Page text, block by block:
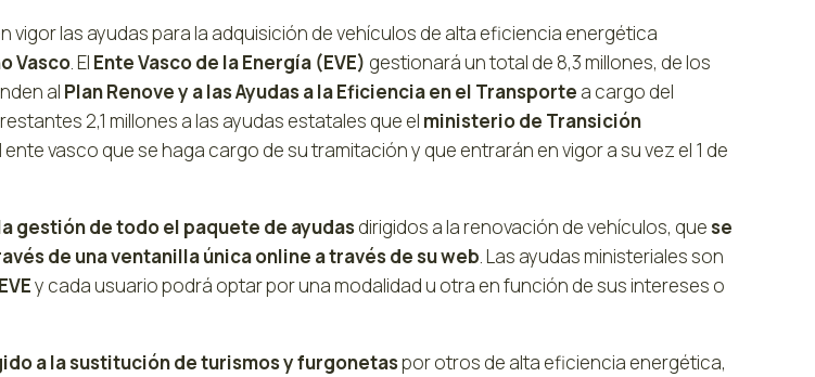
vigor las ayudas para la adquisición de vehículos de alta eficiencia energética
Vasco. El Ente Vasco de la Energía (EVE) gestionará un total de 8,3 millones, de los
al Plan Renove y a las Ayudas a la Eficiencia en el Transporte a cargo del
2,1 millones a las ayudas estatales que el ministerio de Transición
vasco que se haga cargo de su tramitación y que entrarán en vigor a su vez el 1 de
gestión de todo el paquete de ayudas dirigidos a la renovación de vehículos, quese
de una ventanilla única online a través de su web. Las ayudas ministeriales son
EVEy cada usuario podrá optar por una modalidad u otra en función de sus intereses o
a la sustitución de turismos y furgonetaspor otros de alta eficiencia energética,